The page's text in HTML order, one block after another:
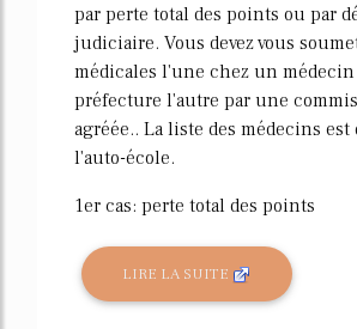
par perte total des points ou par
judiciaire. Vous devez vous
médicales l'une chez un médecin
préfecture l'autre par une
agréée.. La liste des médecins
l'auto-école.
1er cas: perte total des points
LIRE LA SUITE